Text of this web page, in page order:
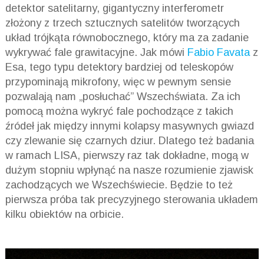
detektor satelitarny, gigantyczny interferometr
złożony z trzech sztucznych satelitów tworzących
układ trójkąta równobocznego, który ma za zadanie
wykrywać fale grawitacyjne. Jak mówi Fabio Favataz
Esa, tego typu detektory bardziej od teleskopów
przypominają mikrofony, więc w pewnym sensie
pozwalają nam „posłuchać” Wszechświata. Za ich
pomocą można wykryć fale pochodzące z takich
źródeł jak między innymi kolapsy masywnych gwiazd
czy zlewanie się czarnych dziur. Dlatego też badania
w ramach LISA, pierwszy raz tak dokładne, mogą w
dużym stopniu wpłynąć na nasze rozumienie zjawisk
zachodzących we Wszechświecie. Będzie to też
pierwsza próba tak precyzyjnego sterowania układem
kilku obiektów na orbicie.